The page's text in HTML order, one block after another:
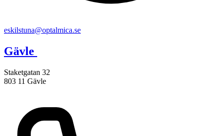
eskilstuna@optalmica.se
Gävle
Staketgatan 32
803 11 Gävle